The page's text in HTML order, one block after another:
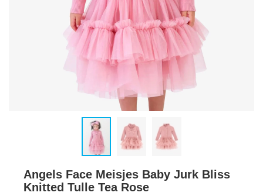
Angels Face Meisjes Baby Jurk Bliss
Knitted Tulle Tea Rose